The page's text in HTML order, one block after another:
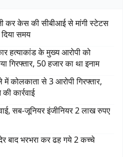
कर केस की सीबीआई से मांगी स्टेटस
समय
हत्याकांड के मुख्य आरोपी को
गिरफ्तार, 50 हजार का था इनाम
में कोलकाता से 3 आरोपी गिरफ्तार,
कार्रवाई
सब-जूनियर इंजीनियर 2 लाख रुपए
बाद भरभरा कर ढह गये 2 कच्चे